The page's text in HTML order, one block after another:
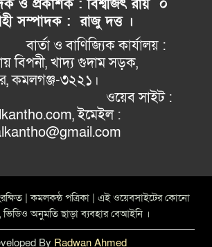
ও প্রকাশক : বিশ্বজিৎ রায় ০
সম্পাদক : রাজু দত্ত ।
বাণিজ্যিক কার্যালয় :
বিপনী, খাদ্য গুদাম সড়ক,
কমলগঞ্জ-৩২২১।
সাইট :
ইমেইল :
| কমলকন্ঠ পত্রিকা | এই ওয়েবসাইটের কোনো
ভিডিও অনুমতি ছাড়া ব্যবহার বেআইনি ।
By Radwan Ahmed